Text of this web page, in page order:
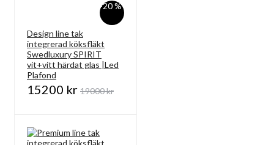
-20 %
Design line tak
integrerad köksfläkt
Swedluxury SPIRIT
vit+vitt härdat glas |Led
Plafond
15200 kr 19000 kr